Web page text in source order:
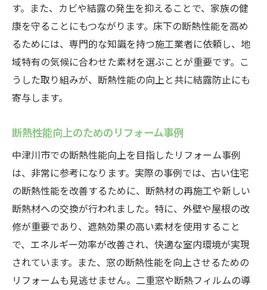
す。また、カビや結露の発生を抑えることで、家族の健
康を守ることにもつながります。床下の断熱性能を高め
るためには、専門的な知識を持つ施工業者に依頼し、地
域特有の気候に合わせた素材を選ぶことが重要です。こ
うした取り組みが、断熱性能の向上と共に結露防止にも
寄与します。
断熱性能向上のためのリフォーム事例
中津川市での断熱性能向上を目指したリフォーム事例
は、非常に参考になります。実際の事例では、古い住宅
の断熱性能を改善するために、断熱材の再施工や新しい
断熱材への交換が行われました。特に、外壁や屋根の改
修が重要であり、遮熱効果の高い素材を使用すること
で、エネルギー効率が改善され、快適な室内環境が実現
されています。また、窓の断熱性能を向上させるための
リフォームも見逃せません。二重窓や断熱フィルムの導